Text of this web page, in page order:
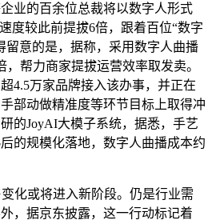
业的百余位总裁将以数字人形式
度较此前提拔6倍，跟着百位“数字
留意的是，据称，采用数字人曲播
帮力商家提拔运营效率取发卖。
4.5万家品牌接入该办事，并正在
部动做精准度等环节目标上取得冲
的JoyAI大模子系统，据悉，手艺
的规模化落地，数字人曲播成本约
或将进入新阶段。仍是行业需
，据京东披露，这一行动标记着